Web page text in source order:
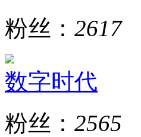
粉丝： 2617
数字时代
粉丝： 2565